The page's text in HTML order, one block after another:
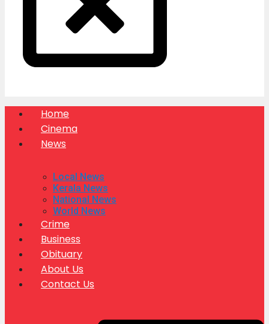
Home
Cinema
News
Local News
Kerala News
National News
World News
Crime
Business
Obituary
About Us
Contact Us